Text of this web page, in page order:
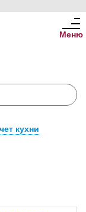
кухни
Меню